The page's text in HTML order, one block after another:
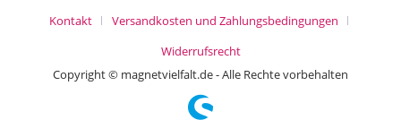
Kontakt
Versandkosten und Zahlungsbedingungen
Widerrufsrecht
Copyright © magnetvielfalt.de - Alle Rechte vorbehalten